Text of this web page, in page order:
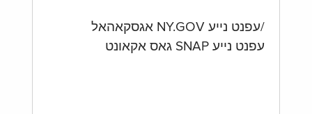
/עפנט נייע NY.GOV אגסקאהאל
עפנט נייע SNAP גאס אקאונט